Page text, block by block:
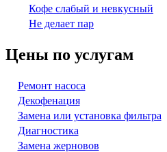
Кофе слабый и невкусный
Не делает пар
Цены по услугам
Ремонт насоса
Декофенация
Замена или установка фильтра
Диагностика
Замена жерновов